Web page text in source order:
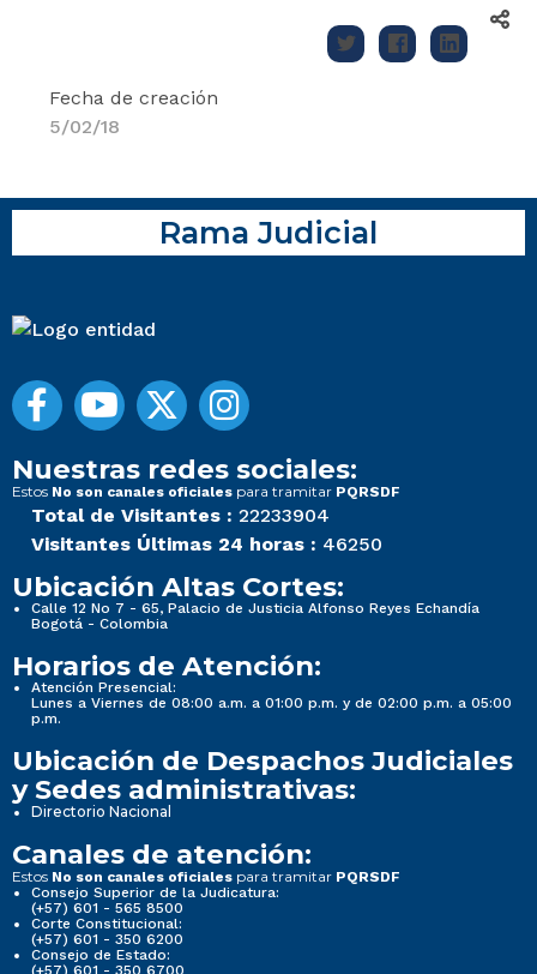
Fecha de creación
5/02/18
Rama Judicial
Nuestras redes sociales:
Estos No son canales oficiales para tramitar PQRSDF
Total de Visitantes : 22233904
Visitantes Últimas 24 horas : 46250
Ubicación Altas Cortes:
Calle 12 No 7 - 65, Palacio de Justicia Alfonso Reyes Echandía
Bogotá - Colombia
Horarios de Atención:
Atención Presencial:
Lunes a Viernes de 08:00 a.m. a 01:00 p.m. y de 02:00 p.m. a 05:00
p.m.
Ubicación de Despachos Judiciales
y Sedes administrativas:
Directorio Nacional
Canales de atención:
Estos No son canales oficiales para tramitar PQRSDF
Consejo Superior de la Judicatura:
(+57) 601 - 565 8500
Corte Constitucional:
(+57) 601 - 350 6200
Consejo de Estado:
(+57) 601 - 350 6700